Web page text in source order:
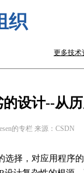
织
更多技术
设计--从
的专栏 来源：CSDN
择，对应用程序